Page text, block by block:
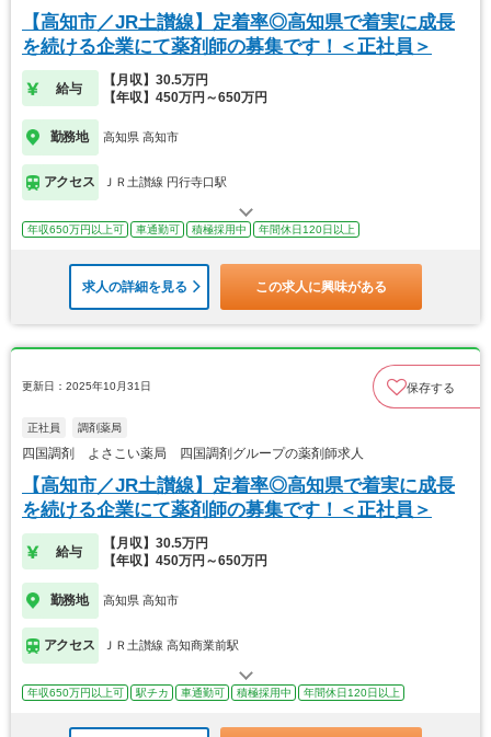
【高知市／JR土讃線】定着率◎高知県で着実に成長
を続ける企業にて薬剤師の募集です！＜正社員＞
給与
【月収】30.5万円
【年収】450万円～650万円
勤務地 高知県 高知市
アクセス ＪＲ土讃線 円行寺口駅
年収650万円以上可 車通勤可 積極採用中 年間休日120日以上
求人の詳細を見る この求人に興味がある
更新日：2025年10月31日 保存する
正社員 調剤薬局
四国調剤 よさこい薬局 四国調剤グループの薬剤師求人
【高知市／JR土讃線】定着率◎高知県で着実に成長
を続ける企業にて薬剤師の募集です！＜正社員＞
給与
【月収】30.5万円
【年収】450万円～650万円
勤務地 高知県 高知市
アクセス ＪＲ土讃線 高知商業前駅
年収650万円以上可 駅チカ 車通勤可 積極採用中 年間休日120日以上